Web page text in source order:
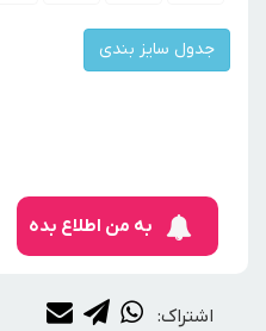
جدول سایز بندی
به من اطلاع بده
اشتراک: